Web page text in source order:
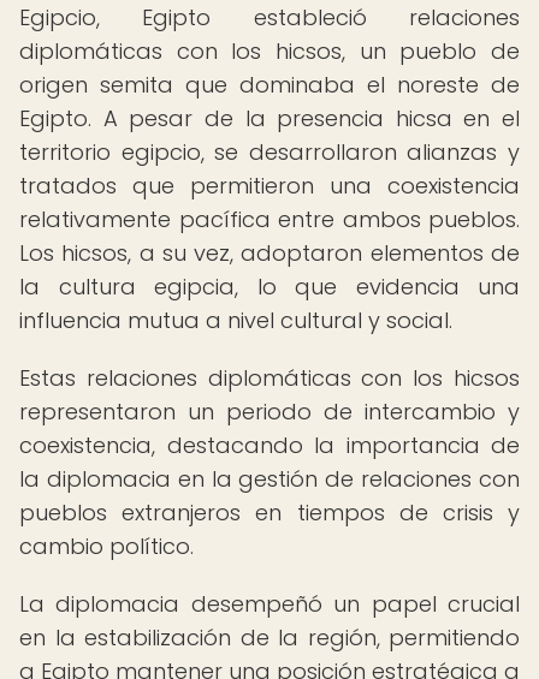
Egipcio, Egipto estableció relaciones
diplomáticas con los hicsos, un pueblo de
origen semita que dominaba el noreste de
Egipto. A pesar de la presencia hicsa en el
territorio egipcio, se desarrollaron alianzas y
tratados que permitieron una coexistencia
relativamente pacífica entre ambos pueblos.
Los hicsos, a su vez, adoptaron elementos de
la cultura egipcia, lo que evidencia una
influencia mutua a nivel cultural y social.
Estas relaciones diplomáticas con los hicsos
representaron un periodo de intercambio y
coexistencia, destacando la importancia de
la diplomacia en la gestión de relaciones con
pueblos extranjeros en tiempos de crisis y
cambio político.
La diplomacia desempeñó un papel crucial
en la estabilización de la región, permitiendo
a Egipto mantener una posición estratégica a